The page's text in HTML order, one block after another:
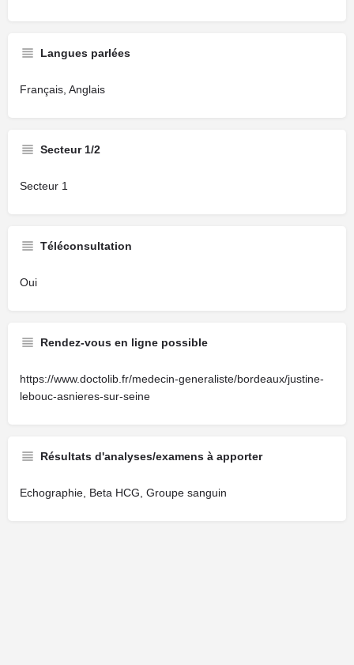
Langues parlées
Français, Anglais
Secteur 1/2
Secteur 1
Téléconsultation
Oui
Rendez-vous en ligne possible
https://www.doctolib.fr/medecin-generaliste/bordeaux/justine-
lebouc-asnieres-sur-seine
Résultats d'analyses/examens à apporter
Echographie, Beta HCG, Groupe sanguin